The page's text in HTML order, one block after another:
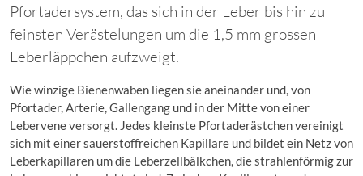
Pfortadersystem, das sich in der Leber bis hin zu
feinsten Verästelungen um die 1,5 mm grossen
Leberläppchen aufzweigt.
Wie winzige Bienenwaben liegen sie aneinander und, von
Pfortader, Arterie, Gallengang und in der Mitte von einer
Lebervene versorgt. Jedes kleinste Pfortaderästchen vereinigt
sich mit einer sauerstoffreichen Kapillare und bildet ein Netz von
Leberkapillaren um die Leberzellbälkchen, die strahlenförmig zur